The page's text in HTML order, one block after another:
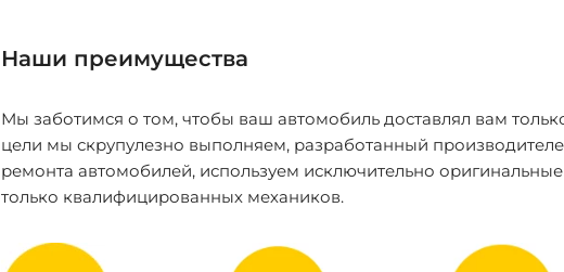
Наши преимущества
Мы заботимся о том, чтобы ваш автомобиль доставлял вам
цели мы скрупулезно выполняем, разработанный
ремонта автомобилей, используем исключительно
только квалифицированных механиков.